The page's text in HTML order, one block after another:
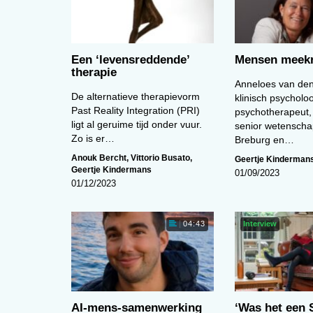
Een ‘levens­reddende’
therapie
De alternatieve therapievorm
Past Reality Integration (PRI)
ligt al geruime tijd onder vuur.
Zo is er…
Anouk Bercht, Vittorio Busato,
Geertje Kindermans
01/12/2023
Mensen
Anneloes van
klinisch
senior
Breburg en…
Geertje
01/09/2023
04:43
AI-mens-samenwerking
Interview
‘Was het een